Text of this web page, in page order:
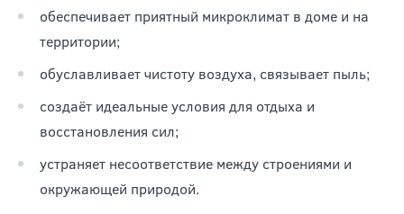
обеспечивает приятный микроклимат в доме и на
территории;
обуславливает чистоту воздуха, связывает пыль;
создаёт идеальные условия для отдыха и
восстановления сил;
устраняет несоответствие между строениями и
окружающей природой.